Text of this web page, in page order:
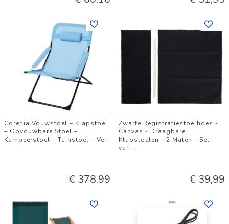
Corenia Vouwstoel – Klapstoel
– Opvouwbare Stoel –
Kampeerstoel – Tuinstoel – Ve...
€ 378,99
Zwarte Registratiestoelhoes -
Canvas - Draagbare
Klapstoelen - 2 Maten - Set
van...
€ 39,99